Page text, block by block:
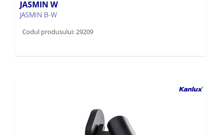
JASMIN W
JASMIN B-W
Codul produsului: 29209